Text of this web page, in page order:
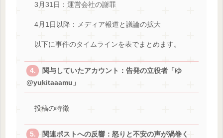
3月31日：運営会社の謝罪
4月1日以降：メディア報道と議論の拡大
以下に事件のタイムラインを表でまとめます。
関与していたアカウント：告発の立役者「ゆ
@yukitaaamu」
投稿の特徴
関連ポストへの反響：怒りと不安の声が渦巻く